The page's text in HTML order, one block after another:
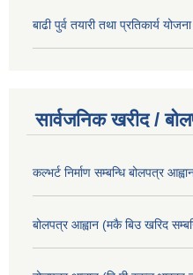
बाढी पुर्व तयारी तथा प्रतिकार्य
सार्वजनिक खरीद /
कल्भर्ट निर्माण सम्बन्धि बोलपत्र
बोलपत्र आह्वान (मकै बिउ खरिद